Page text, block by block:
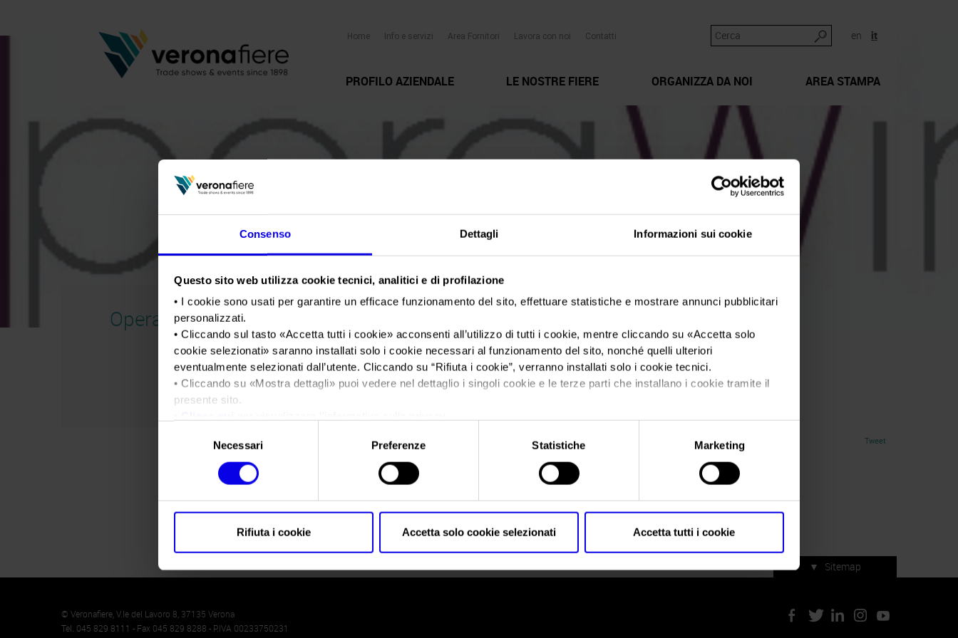
Consenso Dettagli Informazioni sui cookie
Questo sito web utilizza cookie tecnici, analitici e di profilazione
• I cookie sono usati per garantire un efficace funzionamento del sito, effettuare statistiche e mostrare annunci pubblicitari
personalizzati.
• Cliccando sul tasto «Accetta tutti i cookie» acconsenti all’utilizzo di tutti i cookie, mentre cliccando su «Accetta solo
cookie selezionati» saranno installati solo i cookie necessari al funzionamento del sito, nonché quelli ulteriori
eventualmente selezionati dall’utente. Cliccando su “Rifiuta i cookie”, verranno installati solo i cookie tecnici.
• Cliccando su «Mostra dettagli» puoi vedere nel dettaglio i singoli cookie e le terze parti che installano i cookie tramite il
presente sito.
Necessari Preferenze Statistiche Marketing
Rifiuta i cookie Accetta solo cookie selezionati Accetta tutti i cookie
en it
Home Info e servizi Area Fornitori Lavora con noi Contatti
PROFILO AZIENDALE LE NOSTRE FIERE ORGANIZZA DA NOI AREA STAMPA
OperaWine
Sei in: OperaWine>Stampa
Stampa
Tweet
▼ Sitemap
Memento Servizi di manifestazione
© Veronafiere, V.le del Lavoro 8, 37135 Verona
Tel. 045 829 8111 - Fax 045 829 8288 - P.IVA 00233750231